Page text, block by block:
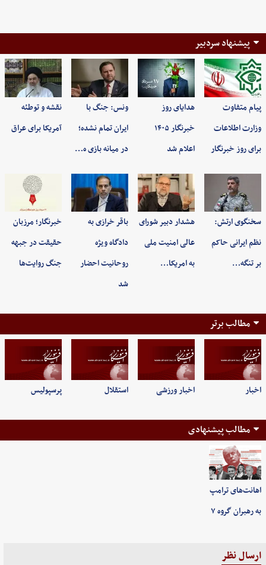
پیشنهاد سردبیر
پیام متفاوت
وزارت اطلاعات
برای روز خبرنگار
هدایای روز
خبرنگار ۱۴۰۵
اعلام شد
ونس: جنگ با
ایران تمام نشده؛
در میانه بازی ه…
نقشه و توطئه
آمریکا برای عراق
سخنگوی ارتش:
نظم ایرانی حاکم
بر تنگه…
هشدار دبیر شورای
عالی امنیت ملی
به امریکا…
باقر خرازی به
دادگاه ویژه
روحانیت احضار
شد
خبرنگار؛ مرزبان
حقیقت در جبهه
جنگ روایت‌ها
مطالب برتر
اخبار اخبار ورزشی استقلال پرسپولیس
مطالب پیشنهادی
اهانت‌های ترامپ
به رهبران گروه ۷
ارسال نظر